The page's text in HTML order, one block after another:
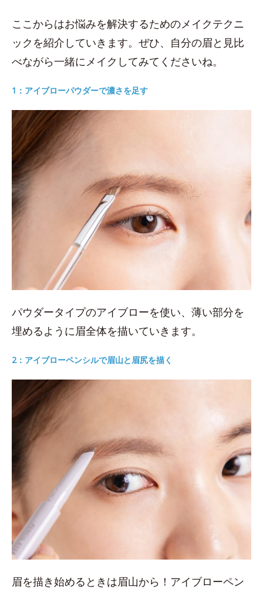
ここからはお悩みを解決するためのメイクテクニ
ックを紹介していきます。ぜひ、自分の眉と見比
べながら一緒にメイクしてみてくださいね。
1：アイブローパウダーで濃さを足す
パウダータイプのアイブローを使い、薄い部分を
埋めるように眉全体を描いていきます。
2：アイブローペンシルで眉山と眉尻を描く
眉を描き始めるときは眉山から！アイブローペン